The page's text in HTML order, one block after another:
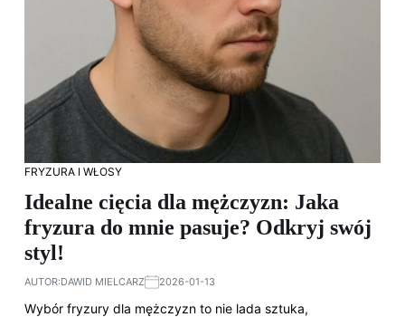
FRYZURA I WŁOSY
Idealne cięcia dla mężczyzn: Jaka
fryzura do mnie pasuje? Odkryj swój
styl!
AUTOR:DAWID MIELCARZ 2026-01-13
Wybór fryzury dla mężczyzn to nie lada sztuka,